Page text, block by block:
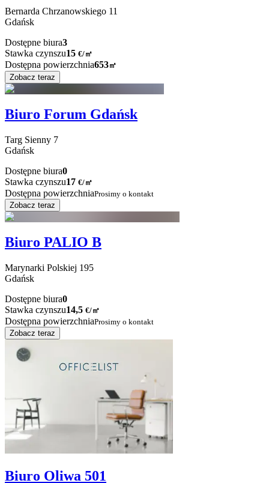
Bernarda Chrzanowskiego 11
Gdańsk
Dostępne biura3
Stawka czynszu15 €/㎡
Dostępna powierzchnia653㎡
Zobacz teraz
Biuro Forum Gdańsk
Targ Sienny 7
Gdańsk
Dostępne biura0
Stawka czynszu17 €/㎡
Dostępna powierzchniaProsimy o kontakt
Zobacz teraz
Biuro PALIO B
Marynarki Polskiej 195
Gdańsk
Dostępne biura0
Stawka czynszu14,5 €/㎡
Dostępna powierzchniaProsimy o kontakt
Zobacz teraz
Biuro Oliwa 501